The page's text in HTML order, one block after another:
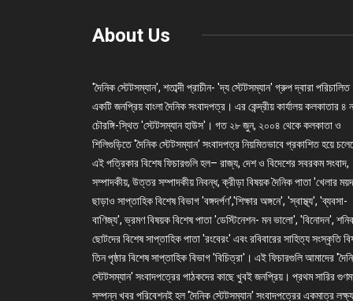
About Us
'দৈনিক স্টেটসম্যান', শতাব্দী প্রাচীন- 'দ্য স্টেটসম্যান' গ্রুপ দ্বারা পরিচালিত
একটি জনপ্রিয় বাংলা দৈনিক সংবাদপত্র। এর কেন্দ্রীয় কার্যালয় কলকাতার ৪
চৌরঙ্গি-স্থিত 'স্টেটসম্যান হাউস'। গত ২৮ জুন, ২০০৪ থেকে কলকাতা ও
শিলিগুড়িতে 'দৈনিক স্টেটসম্যান' সংবাদপত্র নিয়মিতভাবে প্রকাশিত হয়ে
এই পত্রিকার বিশেষ ফিচারগুলি হল– রাজ্য, দেশ ও বিদেশের সবরকম সংবাদ,
সম্পাদকীয়, উত্তর সম্পাদকীয় নিবন্ধ, ক্রীড়া বিষয়ক দৈনিক পাতা 'খেলার
ছাড়াও সাপ্তাহিক বিশেষ বিভাগ 'বঙ্গদর্পণ','শিক্ষার অঙ্গনে', 'স্বাস্থ্য', 'ব্যবসা-
বাণিজ্য', ভ্রমণ বিষয়ক বিশেষ পাতা 'ডেস্টিনেশন- মন ভালো', 'বিনোদন',
ছোটদের বিশেষ সাপ্তাহিক পাতা 'রংবেরং' এবং রবিবারের সাহিত্য সংস্কৃতি
তিন পৃষ্ঠার বিশেষ সাপ্তাহিক বিভাগ 'বিচিত্রা'। এই ফিচারগুলি আমাদের
স্টেটসম্যান' সংবাদপত্রের পাঠকদের কাছে খুবই জনপ্রিয়। প্রথম সারির
সম্পন্ন খবর পরিবেশনই হল 'দৈনিক স্টেটসম্যান' সংবাদপত্রের একমাত্র